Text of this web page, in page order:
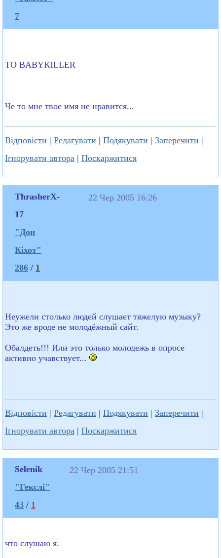
7
TO BABYKILLER
Че то мне твое имя не нравится...
Відповісти | Редагувати | Подякувати | Заперечити |
Ігнорувати автора | Поскаржитися
ThrasherX-
17
"Дон
Кіхот"
286 / 1
22 Чер 2005 16:26
Неужели столько людей слушает тяжелую музыку?
Это же вроде не молодёжный сайт.
Обалдеть!!! Или это только молодежь в опросе
активно учавствует...
Відповісти | Редагувати | Подякувати | Заперечити |
Ігнорувати автора | Поскаржитися
Selenik
"Гекслі"
43 / 1
22 Чер 2005 21:51
что слушаю я.